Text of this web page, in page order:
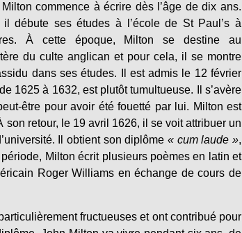
commence à écrire dès l’âge de dix ans.
il débute ses études à l’école de St Paul’s à
À cette époque, Milton se destine au
du culte anglican et pour cela, il se montre
dans ses études. Il est admis le 12 février
1625 à 1632, est plutôt tumultueuse. Il s’avère
être pour avoir été fouetté par lui. Milton est
retour, le 19 avril 1626, il se voit attribuer un
Il obtient son diplôme « cum laude »,
Milton écrit plusieurs poèmes en latin et
Roger Williams en échange de cours de
fructueuses et ont contribué pour